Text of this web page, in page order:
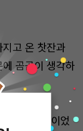
고 온 찻잔과
곰곰이 생각하
물아홉 살 이었